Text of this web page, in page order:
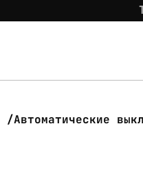
Автоматические